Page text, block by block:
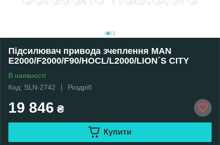
Підсилювач привода зчеплення MAN
E2000/F2000/F90/HOCL/L2000/LION´S CITY
В наявності
Код: SLN-2742
Роздріб
19 846 ₴
Купити